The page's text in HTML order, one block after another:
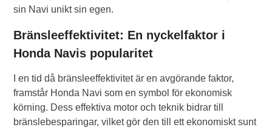
sin Navi unikt sin egen.
Bränsleeffektivitet: En nyckelfaktor i
Honda Navis popularitet
I en tid då bränsleeffektivitet är en avgörande faktor,
framstår Honda Navi som en symbol för ekonomisk
körning. Dess effektiva motor och teknik bidrar till
bränslebesparingar, vilket gör den till ett ekonomiskt sunt